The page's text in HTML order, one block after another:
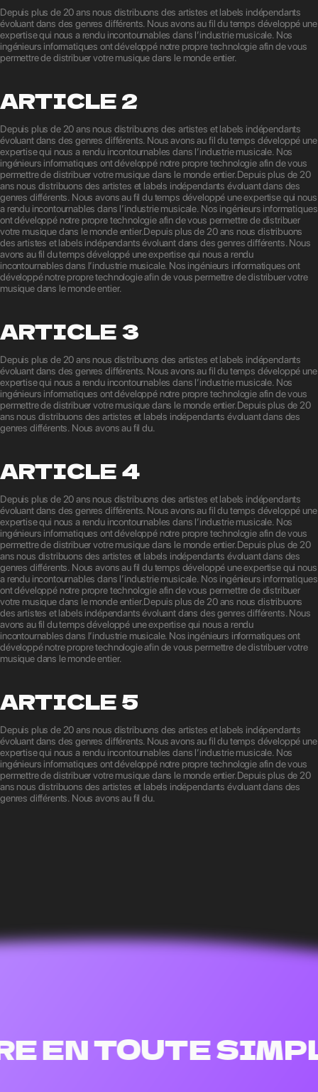
Depuis plus de 20 ans nous distribuons des artistes et labels indépendants
évoluant dans des genres différents. Nous avons au fil du temps développé une
expertise qui nous a rendu incontournables dans l’industrie musicale. Nos
ingénieurs informatiques ont développé notre propre technologie afin de vous
permettre de distribuer votre musique dans le monde entier.
ARTICLE 2
Depuis plus de 20 ans nous distribuons des artistes et labels indépendants
évoluant dans des genres différents. Nous avons au fil du temps développé une
expertise qui nous a rendu incontournables dans l’industrie musicale. Nos
ingénieurs informatiques ont développé notre propre technologie afin de vous
permettre de distribuer votre musique dans le monde entier.Depuis plus de 20
ans nous distribuons des artistes et labels indépendants évoluant dans des
genres différents. Nous avons au fil du temps développé une expertise qui nous
a rendu incontournables dans l’industrie musicale. Nos ingénieurs informatiques
ont développé notre propre technologie afin de vous permettre de distribuer
votre musique dans le monde entier.Depuis plus de 20 ans nous distribuons
des artistes et labels indépendants évoluant dans des genres différents. Nous
avons au fil du temps développé une expertise qui nous a rendu
incontournables dans l’industrie musicale. Nos ingénieurs informatiques ont
développé notre propre technologie afin de vous permettre de distribuer votre
musique dans le monde entier.
ARTICLE 3
Depuis plus de 20 ans nous distribuons des artistes et labels indépendants
évoluant dans des genres différents. Nous avons au fil du temps développé une
expertise qui nous a rendu incontournables dans l’industrie musicale. Nos
ingénieurs informatiques ont développé notre propre technologie afin de vous
permettre de distribuer votre musique dans le monde entier.Depuis plus de 20
ans nous distribuons des artistes et labels indépendants évoluant dans des
genres différents. Nous avons au fil du.
ARTICLE 4
Depuis plus de 20 ans nous distribuons des artistes et labels indépendants
évoluant dans des genres différents. Nous avons au fil du temps développé une
expertise qui nous a rendu incontournables dans l’industrie musicale. Nos
ingénieurs informatiques ont développé notre propre technologie afin de vous
permettre de distribuer votre musique dans le monde entier.Depuis plus de 20
ans nous distribuons des artistes et labels indépendants évoluant dans des
genres différents. Nous avons au fil du temps développé une expertise qui nous
a rendu incontournables dans l’industrie musicale. Nos ingénieurs informatiques
ont développé notre propre technologie afin de vous permettre de distribuer
votre musique dans le monde entier.Depuis plus de 20 ans nous distribuons
des artistes et labels indépendants évoluant dans des genres différents. Nous
avons au fil du temps développé une expertise qui nous a rendu
incontournables dans l’industrie musicale. Nos ingénieurs informatiques ont
développé notre propre technologie afin de vous permettre de distribuer votre
musique dans le monde entier.
ARTICLE 5
Depuis plus de 20 ans nous distribuons des artistes et labels indépendants
évoluant dans des genres différents. Nous avons au fil du temps développé une
expertise qui nous a rendu incontournables dans l’industrie musicale. Nos
ingénieurs informatiques ont développé notre propre technologie afin de vous
permettre de distribuer votre musique dans le monde entier.Depuis plus de 20
ans nous distribuons des artistes et labels indépendants évoluant dans des
genres différents. Nous avons au fil du.
EN TOUTE